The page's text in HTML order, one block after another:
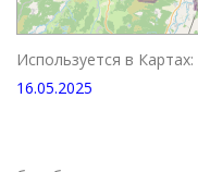
Используется в Картах:
16.05.2025